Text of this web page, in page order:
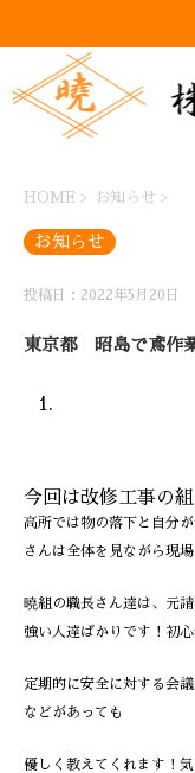
HOME > お知らせ >
お知らせ
投稿日：2022年5月20日
東京都 昭島で鳶作
今回は改修工事の
高所では物の落下と自分
さんは全体を見ながら現
曉組の職長さん達は、元
強い人達ばかりです！初
定期的に安全に対する会
などがあっても
優しく教えてくれます！